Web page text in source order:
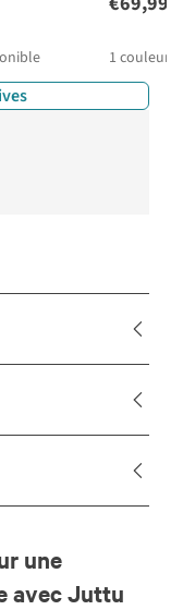
1
une
avec Juttu